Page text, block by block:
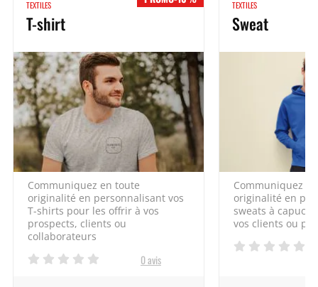
TEXTILES
T-shirt
Communiquez en toute
originalité en personnalisant vos
T-shirts pour les offrir à vos
prospects, clients ou
collaborateurs
0 avis
TEXTILES
Sweat
Communiquez
originalité en
sweats à
vos clients ou